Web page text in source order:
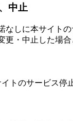
中止
なしに本サイト
更・中止した場
トのサービス停